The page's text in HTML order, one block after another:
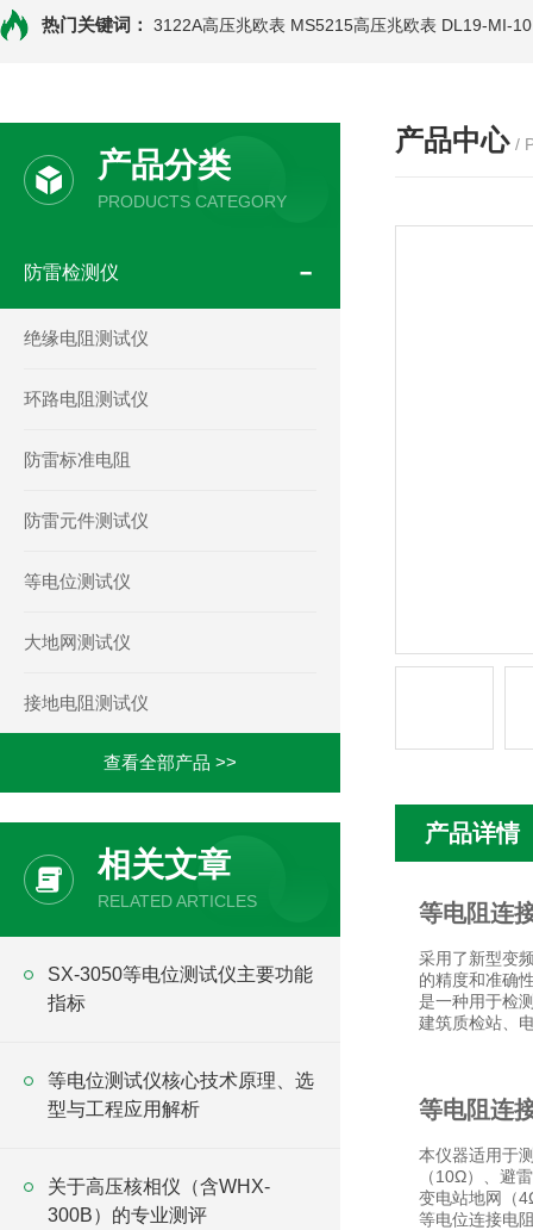
热门关键词： 3122A高压兆欧表 MS5215高压兆欧表 DL19-MI-
产品分类
PRODUCTS CATEGORY
防雷检测仪
绝缘电阻测试仪
环路电阻测试仪
防雷标准电阻
防雷元件测试仪
等电位测试仪
大地网测试仪
接地电阻测试仪
查看全部产品 >>
相关文章
RELATED ARTICLES
SX-3050等电位测试仪主要功能
指标
等电位测试仪核心技术原理、选
型与工程应用解析
关于高压核相仪（含WHX-
300B）的专业测评
产品中心 /
产品详情
等电阻连
采用了新型变
的精度和准确
是一种用于检
建筑质检站、
等电阻连
本仪器适用于
（10Ω）、避
变电站地网（
等电位连接电